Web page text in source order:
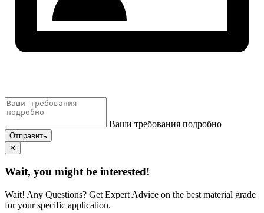
Ваши требования подробно
Отправить
✕
Wait, you might be interested!
Wait! Any Questions? Get Expert Advice on the best material grade
for your specific application.